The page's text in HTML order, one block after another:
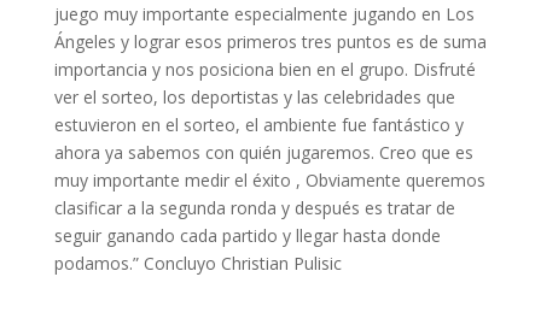
juego muy importante especialmente jugando en Los
Ángeles y lograr esos primeros tres puntos es de suma
importancia y nos posiciona bien en el grupo. Disfruté
ver el sorteo, los deportistas y las celebridades que
estuvieron en el sorteo, el ambiente fue fantástico y
ahora ya sabemos con quién jugaremos. Creo que es
muy importante medir el éxito , Obviamente queremos
clasificar a la segunda ronda y después es tratar de
seguir ganando cada partido y llegar hasta donde
podamos.” Concluyo Christian Pulisic